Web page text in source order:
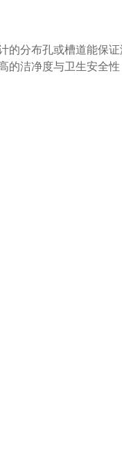
的分布孔或槽道能保
的洁净度与卫生安全